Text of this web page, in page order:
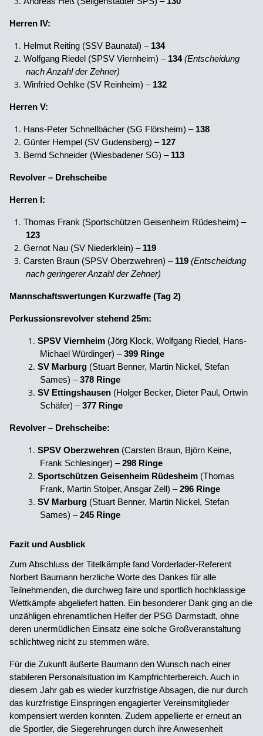
Herren IV:
Helmut Reiting (SSV Baunatal) – 134
Wolfgang Riedel (SPSV Viernheim) – 134 (Entscheidung
nach Anzahl der Zehner)
Winfried Oehlke (SV Reinheim) – 132
Herren V:
Hans-Peter Schnellbächer (SG Flörsheim) – 138
Günter Hempel (SV Gudensberg) – 127
Bernd Schneider (Wiesbadener SG) – 113
Revolver – Drehscheibe
Herren I:
Thomas Frank (Sportschützen Geisenheim Rüdesheim) –
123
Gernot Nau (SV Niederklein) – 119
Carsten Braun (SPSV Oberzwehren) – 119 (Entscheidung
nach geringerer Anzahl der Zehner)
Mannschaftswertungen Kurzwaffe (Tag 2)
Perkussionsrevolver stehend 25m:
SPSV Viernheim (Jörg Klock, Wolfgang Riedel, Hans-
Michael Würdinger) –399 Ringe
SV Marburg (Stuart Benner, Martin Nickel, Stefan
Sames) –378 Ringe
SV Ettingshausen (Holger Becker, Dieter Paul, Ortwin
Schäfer) –377 Ringe
Revolver – Drehscheibe:
SPSV Oberzwehren (Carsten Braun, Björn Keine,
Frank Schlesinger) –298 Ringe
Sportschützen Geisenheim Rüdesheim (Thomas
Frank, Martin Stolper, Ansgar Zell) –296 Ringe
SV Marburg (Stuart Benner, Martin Nickel, Stefan
Sames) –245 Ringe
Fazit und Ausblick
Zum Abschluss der Titelkämpfe fand Vorderlader-Referent
Norbert Baumann herzliche Worte des Dankes für alle
Teilnehmenden, die durchweg faire und sportlich hochklassige
Wettkämpfe abgeliefert hatten. Ein besonderer Dank ging an die
unzähligen ehrenamtlichen Helfer der PSG Darmstadt, ohne
deren unermüdlichen Einsatz eine solche Großveranstaltung
schlichtweg nicht zu stemmen wäre.
Für die Zukunft äußerte Baumann den Wunsch nach einer
stabileren Personalsituation im Kampfrichterbereich. Auch in
diesem Jahr gab es wieder kurzfristige Absagen, die nur durch
das kurzfristige Einspringen engagierter Vereinsmitglieder
kompensiert werden konnten. Zudem appellierte er erneut an
die Sportler, die Siegerehrungen durch ihre Anwesenheit